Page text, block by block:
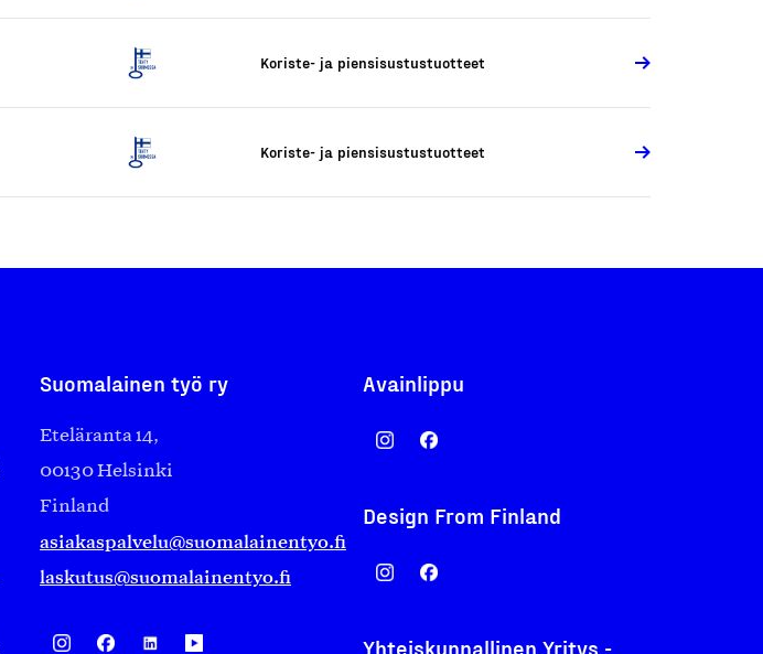
Koriste- ja piensisustustuotteet
Koriste- ja piensisustustuotteet
Suomalainen työ ry
Eteläranta 14,
00130 Helsinki
Finland
asiakaspalvelu@suomalainentyo.fi
laskutus@suomalainentyo.fi
Avainlippu
Design From Finland
Yhteiskunnallinen Yritys -